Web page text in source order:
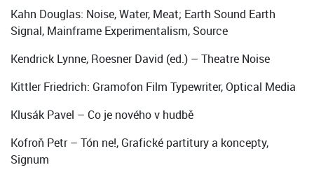
Kahn Douglas: Noise, Water, Meat; Earth Sound Earth
Signal, Mainframe Experimentalism, Source
Kendrick Lynne, Roesner David (ed.) – Theatre Noise
Kittler Friedrich: Gramofon Film Typewriter, Optical Media
Klusák Pavel – Co je nového v hudbě
Kofroň Petr – Tón ne!, Grafické partitury a koncepty,
Signum